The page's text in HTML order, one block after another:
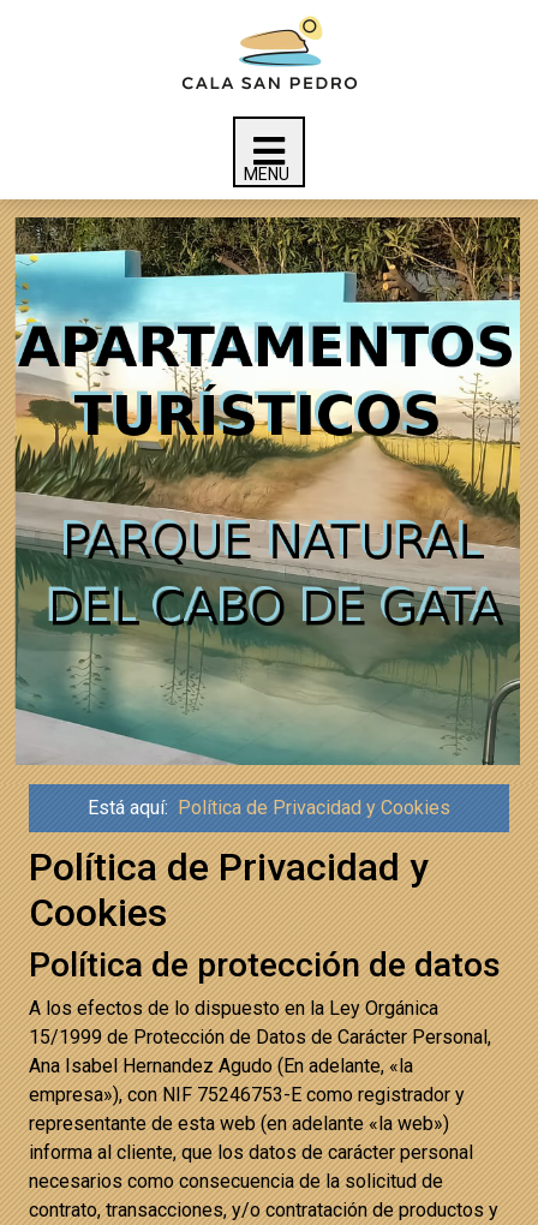
Está aquí: Política de Privacidad y Cookies
Política de Privacidad y
Cookies
Política de protección de datos
A los efectos de lo dispuesto en la Ley Orgánica
15/1999 de Protección de Datos de Carácter Personal,
Ana Isabel Hernandez Agudo (En adelante, «la
empresa»), con NIF 75246753-E como registrador y
representante de esta web (en adelante «la web»)
informa al cliente, que los datos de carácter personal
necesarios como consecuencia de la solicitud de
contrato, transacciones, y/o contratación de productos y